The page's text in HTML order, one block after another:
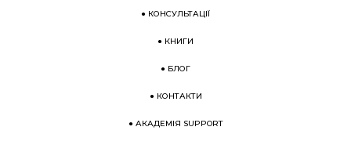
● КОНСУЛЬТАЦІЇ
● КНИГИ
● БЛОГ
● КОНТАКТИ
● АКАДЕМІЯ SUPPORT